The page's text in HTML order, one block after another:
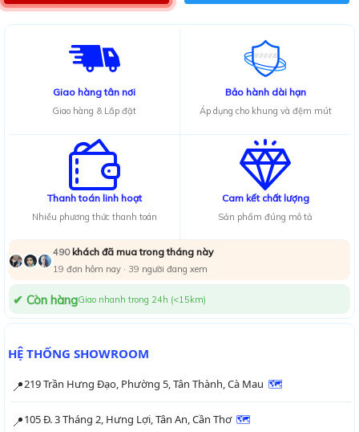
Giao hàng tân nơi
Giao hàng & Lắp đặt
Bảo hành dài hạn
Áp dụng cho khung và đệm mút
Thanh toán linh hoạt
Nhiều phương thức thanh toán
Cam kết chất lượng
Sản phẩm đúng mô tả
490khách đã mua trong tháng này
19 đơn hôm nay · 38 người đang xem
✔ Còn hàngGiao nhanh trong 24h (<15km)
HỆ THỐNG SHOWROOM
📍219 Trần Hưng Đạo, Phường 5, Tân Thành, Cà Mau 🗺
📍105 Đ. 3 Tháng 2, Hưng Lợi, Tân An, Cần Thơ 🗺